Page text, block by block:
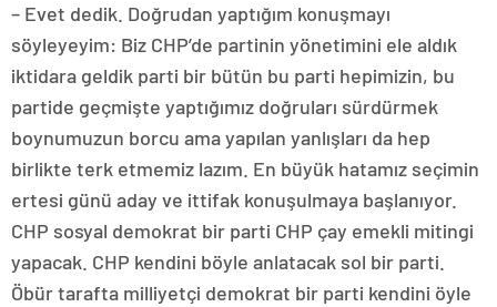
– Evet dedik. Doğrudan yaptığım konuşmayı
söyleyeyim: Biz CHP’de partinin yönetimini ele aldık
iktidara geldik parti bir bütün bu parti hepimizin, bu
partide geçmişte yaptığımız doğruları sürdürmek
boynumuzun borcu ama yapılan yanlışları da hep
birlikte terk etmemiz lazım. En büyük hatamız seçimin
ertesi günü aday ve ittifak konuşulmaya başlanıyor.
CHP sosyal demokrat bir parti CHP çay emekli mitingi
yapacak. CHP kendini böyle anlatacak sol bir parti.
Öbür tarafta milliyetçi demokrat bir parti kendini öyle